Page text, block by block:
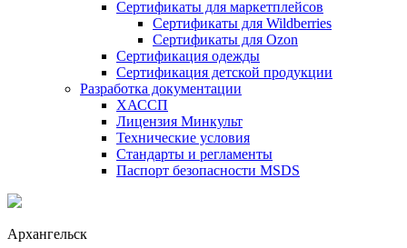
Сертификаты для маркетплейсов
Сертификаты для Wildberries
Сертификаты для Ozon
Сертификация одежды
Сертификация детской продукции
Разработка документации
ХАССП
Лицензия Минкульт
Технические условия
Стандарты и регламенты
Паспорт безопасности MSDS
Архангельск